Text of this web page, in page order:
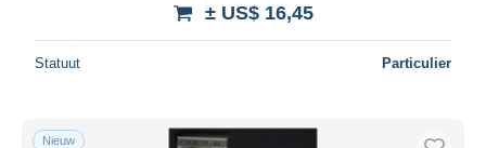
± US$ 16,45
Statuut Particulier
Nieuw